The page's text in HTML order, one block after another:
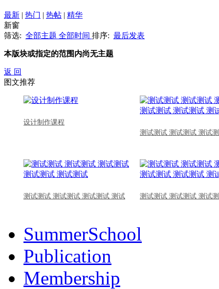
最新 | 热门 | 热帖 | 精华
新窗
筛选: 全部主题 全部时间 排序: 最后发表
本版块或指定的范围内尚无主题
返 回
图文推荐
设计制作课程
测试测试 测试测试 测试
测试测试 测试测试 测试测试 测试 测试测试 测试测试 测试
SummerSchool
Publication
Membership